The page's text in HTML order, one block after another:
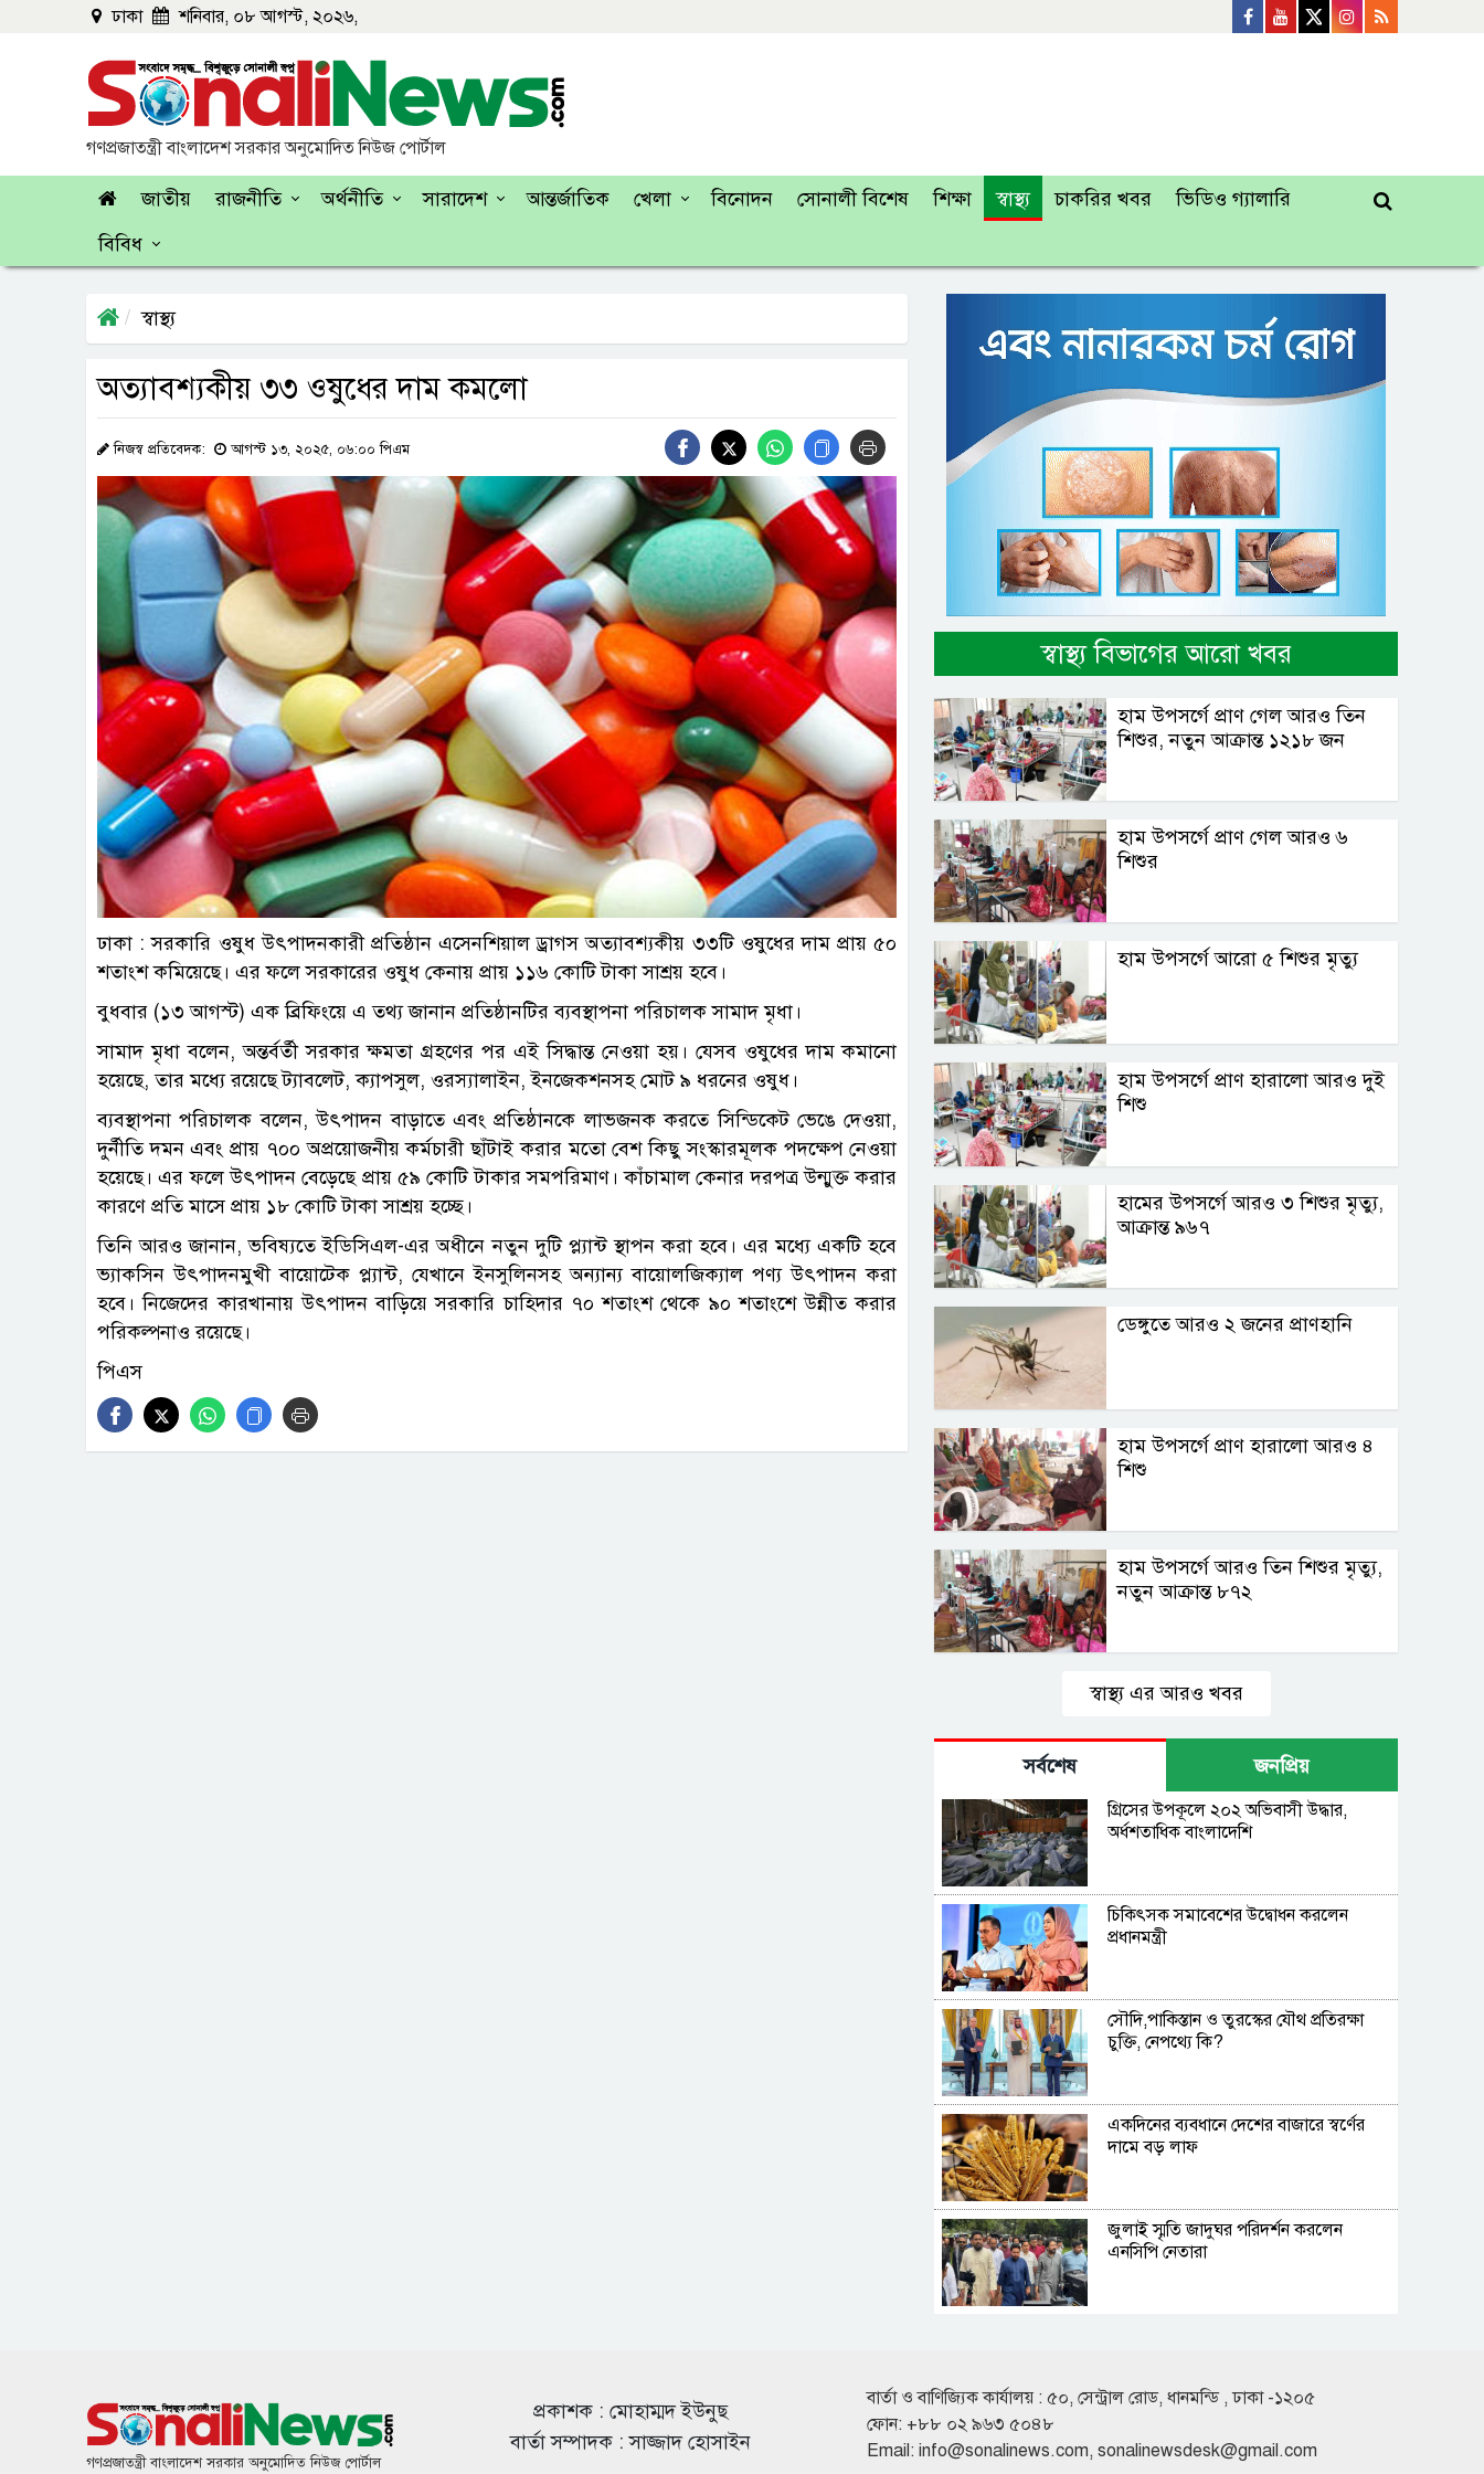
ঢাকা শনিবার, ০৮ আগস্ট, ২০২৬,
গণপ্রজাতন্ত্রী বাংলাদেশ সরকার অনুমোদিত নিউজ পোর্টাল
জাতীয় রাজনীতি অর্থনীতি সারাদেশ আন্তর্জাতিক খেলা বিনোদন সোনালী বিশেষ শিক্ষা স্বাস্থ্য চাকরির খবর
ভিডিও গ্যালারি
বিবিধ
স্বাস্থ্য
অত্যাবশ্যকীয় ৩৩ ওষুধের দাম কমলো
নিজস্ব প্রতিবেদক: আগস্ট ১৩, ২০২৫, ০৬:০০ পিএম
ঢাকা : সরকারি ওষুধ উৎপাদনকারী প্রতিষ্ঠান এসেনশিয়াল ড্রাগস অত্যাবশ্যকীয় ৩৩টি ওষুধের দাম প্রায় ৫০
শতাংশ কমিয়েছে। এর ফলে সরকারের ওষুধ কেনায় প্রায় ১১৬ কোটি টাকা সাশ্রয় হবে।
বুধবার (১৩ আগস্ট) এক ব্রিফিংয়ে এ তথ্য জানান প্রতিষ্ঠানটির ব্যবস্থাপনা পরিচালক সামাদ মৃধা।
সামাদ মৃধা বলেন, অন্তর্বর্তী সরকার ক্ষমতা গ্রহণের পর এই সিদ্ধান্ত নেওয়া হয়। যেসব ওষুধের দাম কমানো
হয়েছে, তার মধ্যে রয়েছে ট্যাবলেট, ক্যাপসুল, ওরস্যালাইন, ইনজেকশনসহ মোট ৯ ধরনের ওষুধ।
ব্যবস্থাপনা পরিচালক বলেন, উৎপাদন বাড়াতে এবং প্রতিষ্ঠানকে লাভজনক করতে সিন্ডিকেট ভেঙে দেওয়া,
দুর্নীতি দমন এবং প্রায় ৭০০ অপ্রয়োজনীয় কর্মচারী ছাঁটাই করার মতো বেশ কিছু সংস্কারমূলক পদক্ষেপ নেওয়া
হয়েছে। এর ফলে উৎপাদন বেড়েছে প্রায় ৫৯ কোটি টাকার সমপরিমাণ। কাঁচামাল কেনার দরপত্র উন্মুক্ত করার
কারণে প্রতি মাসে প্রায় ১৮ কোটি টাকা সাশ্রয় হচ্ছে।
তিনি আরও জানান, ভবিষ্যতে ইডিসিএল-এর অধীনে নতুন দুটি প্ল্যান্ট স্থাপন করা হবে। এর মধ্যে একটি হবে
ভ্যাকসিন উৎপাদনমুখী বায়োটেক প্ল্যান্ট, যেখানে ইনসুলিনসহ অন্যান্য বায়োলজিক্যাল পণ্য উৎপাদন করা
হবে। নিজেদের কারখানায় উৎপাদন বাড়িয়ে সরকারি চাহিদার ৭০ শতাংশ থেকে ৯০ শতাংশে উন্নীত করার
পরিকল্পনাও রয়েছে।
পিএস
স্বাস্থ্য বিভাগের আরো খবর
হাম উপসর্গে প্রাণ গেল আরও তিন
শিশুর, নতুন আক্রান্ত ১২১৮ জন
হাম উপসর্গে প্রাণ গেল আরও ৬
শিশুর
হাম উপসর্গে আরো ৫ শিশুর মৃত্যু
হাম উপসর্গে প্রাণ হারালো আরও দুই
শিশু
হামের উপসর্গে আরও ৩ শিশুর মৃত্যু,
আক্রান্ত ৯৬৭
ডেঙ্গুতে আরও ২ জনের প্রাণহানি
হাম উপসর্গে প্রাণ হারালো আরও ৪
শিশু
হাম উপসর্গে আরও তিন শিশুর মৃত্যু,
নতুন আক্রান্ত ৮৭২
স্বাস্থ্য এর আরও খবর
সর্বশেষ জনপ্রিয়
গ্রিসের উপকূলে ২০২ অভিবাসী উদ্ধার,
অর্ধশতাধিক বাংলাদেশি
চিকিৎসক সমাবেশের উদ্বোধন করলেন
প্রধানমন্ত্রী
সৌদি,পাকিস্তান ও তুরস্কের যৌথ প্রতিরক্ষা
চুক্তি, নেপথ্যে কি?
একদিনের ব্যবধানে দেশের বাজারে স্বর্ণের
দামে বড় লাফ
জুলাই স্মৃতি জাদুঘর পরিদর্শন করলেন
এনসিপি নেতারা
দীর্ঘ সংগীতজীবনে এমন অভিজ্ঞতার
মুখোমুখি কখনো হইনি : হাসান
গণপ্রজাতন্ত্রী বাংলাদেশ সরকার অনুমোদিত নিউজ পোর্টাল
প্রকাশক : মোহাম্মদ ইউনুছ
বার্তা সম্পাদক : সাজ্জাদ হোসাইন
বার্তা ও বাণিজ্যিক কার্যালয় : ৫০, সেন্ট্রাল রোড, ধানমন্ডি , ঢাকা -১২০৫
ফোন: +৮৮ ০২ ৯৬৩ ৫০৪৮
Email: info@sonalinews.com, sonalinewsdesk@gmail.com